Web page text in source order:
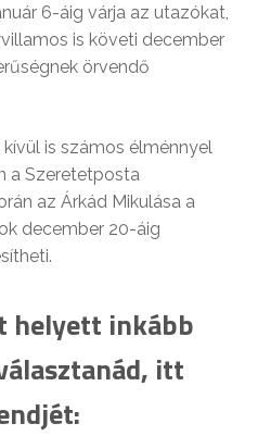
6-áig várja az utazókat,
is követi december
örvendő
is számos élménnyel
a Szeretetposta
az Árkád Mikulása a
december 20-áig
helyett inkább
itt